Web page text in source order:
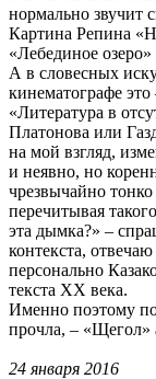
нормально звучит
Картина Репина
«Лебединое
А в словесных
кинематографе
«Литература в
Платонова или
на мой взгляд,
и неявно, но
чрезвычайно
перечитывая
эта дымка?» –
контекста,
персонально
текста ХХ века.
Именно поэтому
прочла, –
24 января 2016